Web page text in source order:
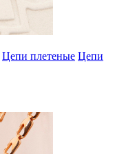
Цепи плетеные Цепи